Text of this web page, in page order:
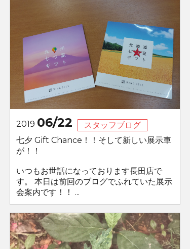
2019 06/22
スタッフブログ
七夕 Gift Chance！！そして新しい展示車
が！！
いつもお世話になっております長田店で
す。 本日は前回のブログでふれていた展示
会案内です！！ ...